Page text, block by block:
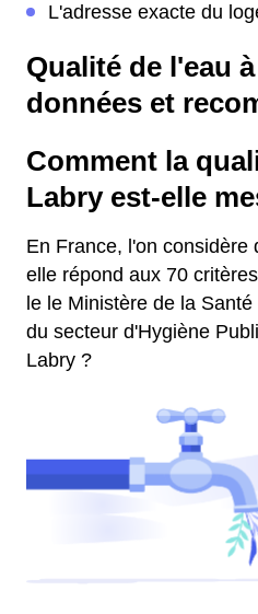
L'adresse exacte du
Qualité de l'eau
données et
Comment la
Labry est-elle
En France, l'on considère
elle répond aux 70
le le Ministère de la
du secteur d'Hygiène
Labry ?